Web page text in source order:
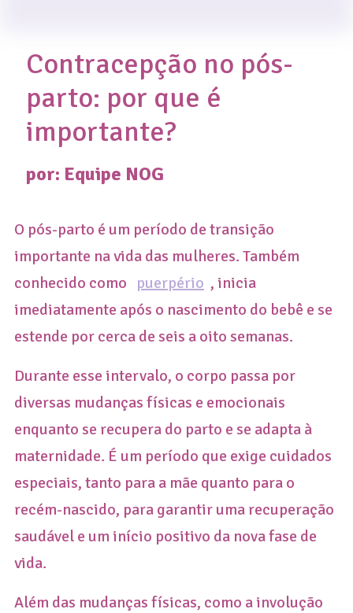
Contracepção no pós-
parto: por que é
importante?
por: Equipe NOG
O pós-parto é um período de transição
importante na vida das mulheres. Também
conhecido como puerpério , inicia
imediatamente após o nascimento do bebê e se
estende por cerca de seis a oito semanas.
Durante esse intervalo, o corpo passa por
diversas mudanças físicas e emocionais
enquanto se recupera do parto e se adapta à
maternidade. É um período que exige cuidados
especiais, tanto para a mãe quanto para o
recém-nascido, para garantir uma recuperação
saudável e um início positivo da nova fase de
vida.
Além das mudanças físicas, como a involução